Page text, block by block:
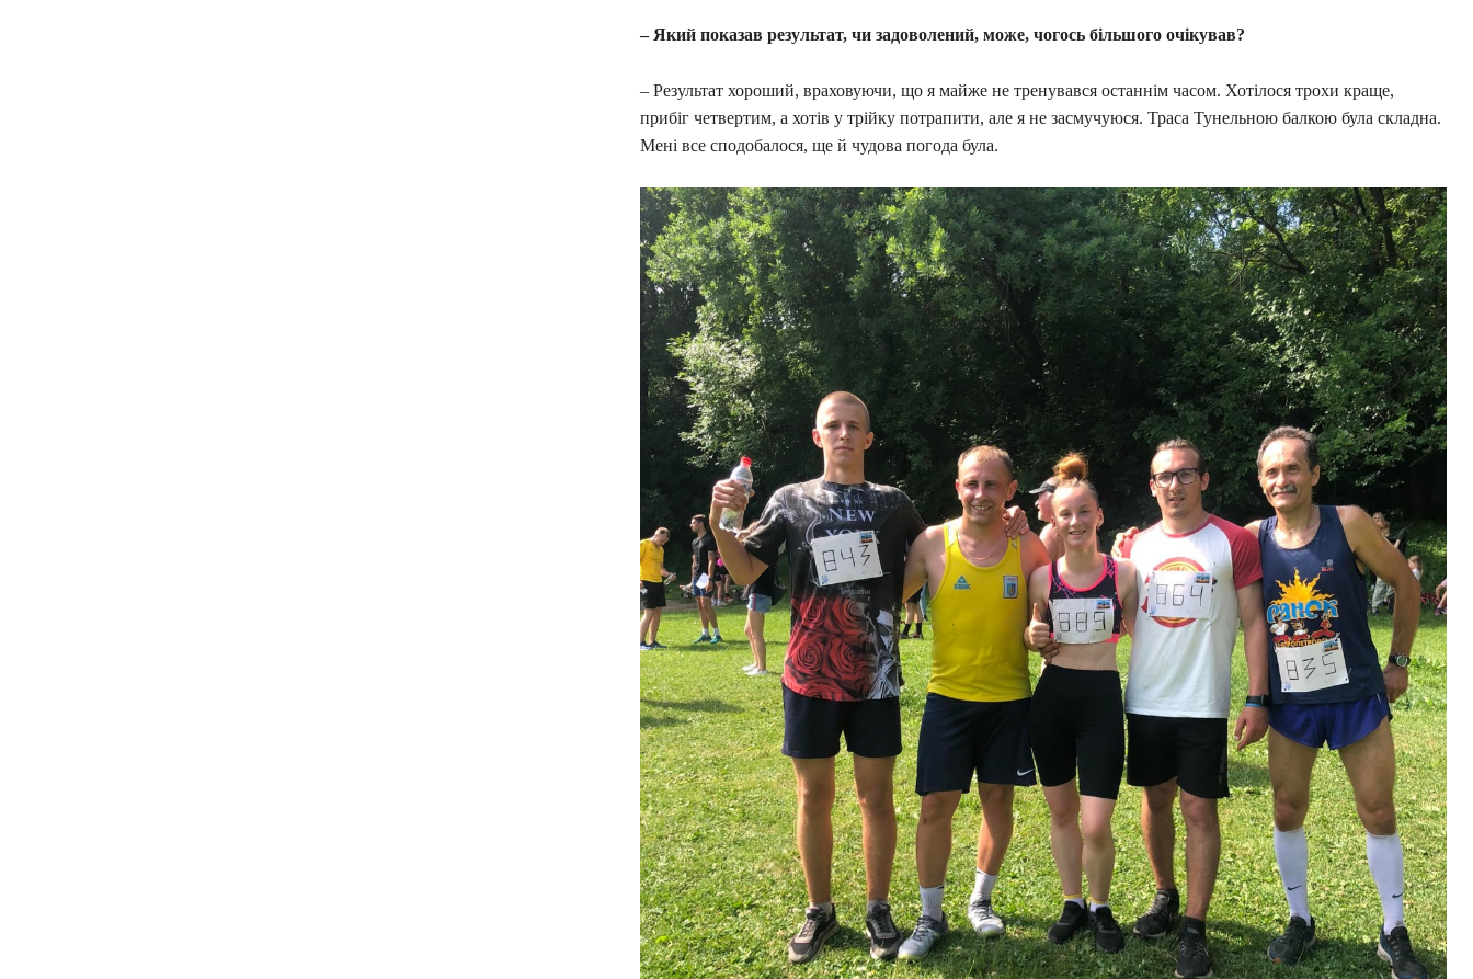
– Який показав результат, чи задоволений, може, чогось більшого очікував?
– Результат хороший, враховуючи, що я майже не тренувався останнім часом. Хотілося трохи краще,
прибіг четвертим, а хотів у трійку потрапити, але я не засмучуюся. Траса Тунельною балкою була складна.
Мені все сподобалося, ще й чудова погода була.